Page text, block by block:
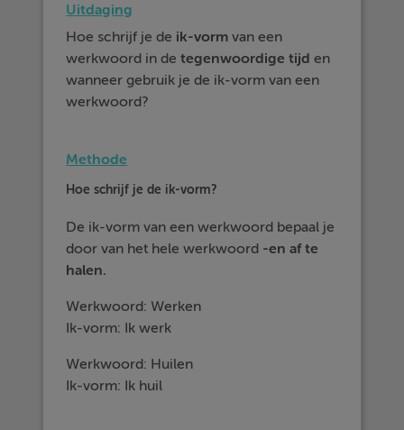
Uitdaging
Hoe schrijf je de ik-vorm van een
werkwoord in detegenwoordige tijd en
wanneer gebruik je de ik-vorm van een
werkwoord?
Methode
Hoe schrijf je de ik-vorm?
De ik-vorm van een werkwoord bepaal je
door van het hele werkwoord -en af te
halen.
Werkwoord: Werken
Ik-vorm: Ik werk
Werkwoord: Huilen
Ik-vorm: Ik huil